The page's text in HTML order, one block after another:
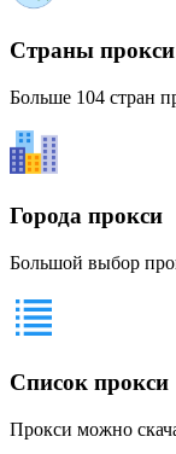
Страны прокси
Больше 104 стран
Города прокси
Большой выбор
Список прокси
Прокси можно